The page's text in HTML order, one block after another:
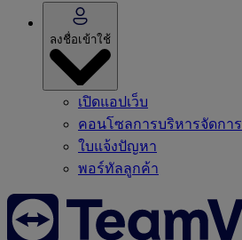
ลงชื่อเข้าใช้
เปิดแอปเว็บ
คอนโซลการบริหารจัดการ
ใบแจ้งปัญหา
พอร์ทัลลูกค้า